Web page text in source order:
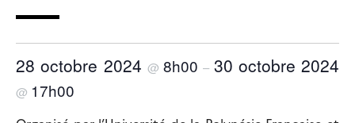
28 octobre 2024 @ 8h00– 30 octobre 2024
@ 17h00